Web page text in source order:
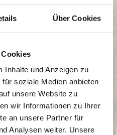
Über Cookies
Inhalte und Anzeigen zu
soziale Medien anbieten
unsere Website zu
wir Informationen zu Ihrer
an unsere Partner für
Analysen weiter. Unsere
um das Fahrrad und E-
gelistet und in Plön
hohen
freundlicher
zufrieden zu stellen.
und